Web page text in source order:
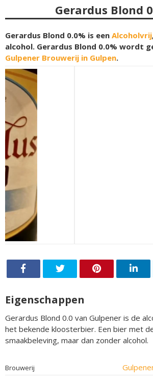
Gerardus Blond
Gerardus Blond 0.0% is een Alcoholvrij
alcohol. Gerardus Blond 0.0% wordt
Gulpener Brouwerij in Gulpen.
Eigenschappen
Gerardus Blond 0.0 van Gulpener is de
het bekende kloosterbier. Een bier met
smaakbeleving, maar dan zonder alcohol.
Brouwerij